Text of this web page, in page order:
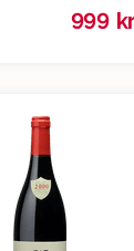
999 kr